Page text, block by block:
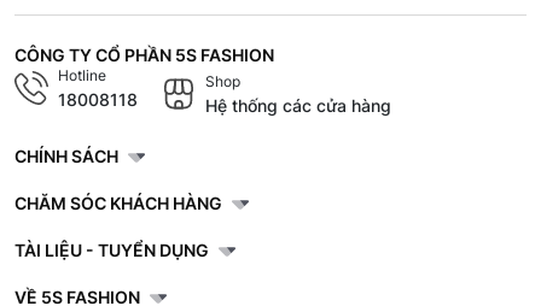
CÔNG TY CỔ PHẦN 5S FASHION
Hotline
18008118
Shop
Hệ thống các cửa hàng
CHÍNH SÁCH
CHĂM SÓC KHÁCH HÀNG
TÀI LIỆU - TUYỂN DỤNG
VỀ 5S FASHION